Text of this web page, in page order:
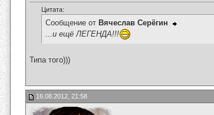
Цитата:
Сообщение от Вячеслав Серёгин
...и ещё ЛЕГЕНДА!!!
Типа того)))
16.08.2012, 21:58